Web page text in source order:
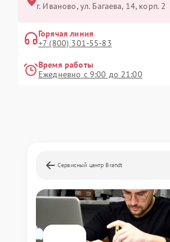
г. Иваново, ул. Багаева, 14, корп. 2
Горячая линия
+7 (800) 301-55-83
Время работы
Ежедневно с 9:00 до 21:00
Сервисный центр Brandt